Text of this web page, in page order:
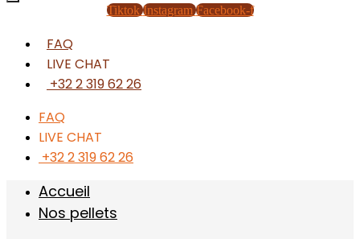
Tiktok Instagram Facebook-f
FAQ
LIVE CHAT
+32 2 319 62 26
FAQ
LIVE CHAT
+32 2 319 62 26
Accueil
Nos pellets